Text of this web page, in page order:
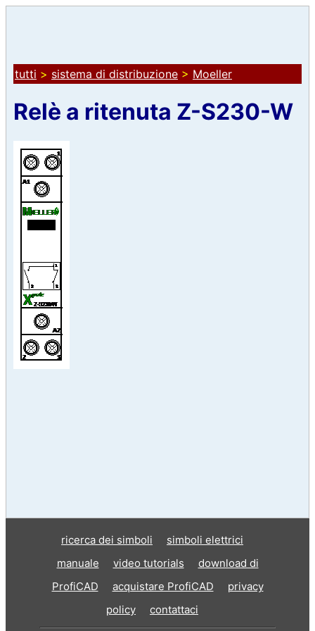
tutti > sistema di distribuzione > Moeller
Relè a ritenuta Z-S230-W
ricerca dei simboli
simboli elettrici
manuale
video tutorials
download di
ProfiCAD
acquistare ProfiCAD
privacy
policy
contattaci